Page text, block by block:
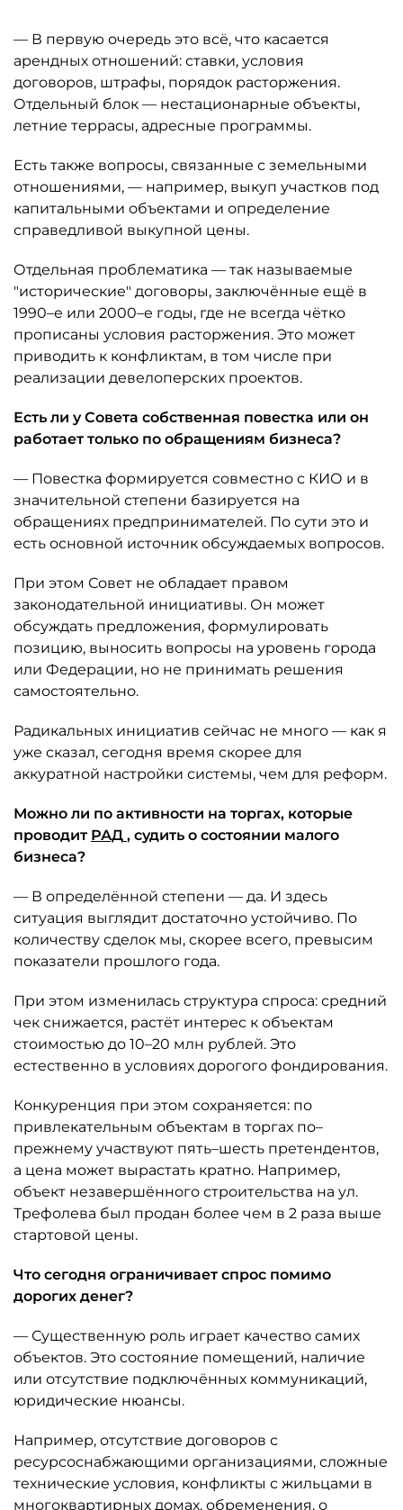
— В первую очередь это всё, что касается
арендных отношений: ставки, условия
договоров, штрафы, порядок расторжения.
Отдельный блок — нестационарные объекты,
летние террасы, адресные программы.
Есть также вопросы, связанные с земельными
отношениями, — например, выкуп участков под
капитальными объектами и определение
справедливой выкупной цены.
Отдельная проблематика — так называемые
"исторические" договоры, заключённые ещё в
1990–е или 2000–е годы, где не всегда чётко
прописаны условия расторжения. Это может
приводить к конфликтам, в том числе при
реализации девелоперских проектов.
Есть ли у Совета собственная повестка или он
работает только по обращениям бизнеса?
— Повестка формируется совместно с КИО и в
значительной степени базируется на
обращениях предпринимателей. По сути это и
есть основной источник обсуждаемых вопросов.
При этом Совет не обладает правом
законодательной инициативы. Он может
обсуждать предложения, формулировать
позицию, выносить вопросы на уровень города
или Федерации, но не принимать решения
самостоятельно.
Радикальных инициатив сейчас не много — как я
уже сказал, сегодня время скорее для
аккуратной настройки системы, чем для реформ.
Можно ли по активности на торгах, которые
проводит РАД , судить о состоянии малого
бизнеса?
— В определённой степени — да. И здесь
ситуация выглядит достаточно устойчиво. По
количеству сделок мы, скорее всего, превысим
показатели прошлого года.
При этом изменилась структура спроса: средний
чек снижается, растёт интерес к объектам
стоимостью до 10–20 млн рублей. Это
естественно в условиях дорогого фондирования.
Конкуренция при этом сохраняется: по
привлекательным объектам в торгах по–
прежнему участвуют пять–шесть претендентов,
а цена может вырастать кратно. Например,
объект незавершённого строительства на ул.
Трефолева был продан более чем в 2 раза выше
стартовой цены.
Что сегодня ограничивает спрос помимо
дорогих денег?
— Существенную роль играет качество самих
объектов. Это состояние помещений, наличие
или отсутствие подключённых коммуникаций,
юридические нюансы.
Например, отсутствие договоров с
ресурсоснабжающими организациями, сложные
технические условия, конфликты с жильцами в
многоквартирных домах, обременения, о